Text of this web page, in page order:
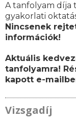
A tanfolyam díja
gyakorlati
Nincsenek
információk!
Aktuális
tanfolyamra!
kapott e-
Vizsgadíj